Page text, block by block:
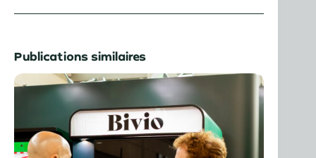
Publications similaires